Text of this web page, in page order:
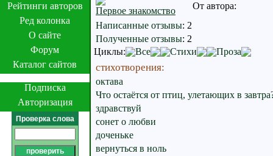
Рейтинги авторов
Ред колонка
О сайте
Форум
Каталог сайтов
Подписка
Авторизация
Проверка слова
Первое знакомство
От автора:
Написанные отзывы: 2
Полученные отзывы: 2
Циклы:
Все Стихи Проза
стихотворения:
октава
Что остаётся от птиц, улетающих в
здравствуй
сонет о любви
доченьке
вернуться в ноль